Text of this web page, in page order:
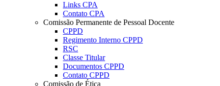
Links CPA
Contato CPA
Comissão Permanente de Pessoal Docente
CPPD
Regimento Interno CPPD
RSC
Classe Titular
Documentos CPPD
Contato CPPD
Comissão de Ética